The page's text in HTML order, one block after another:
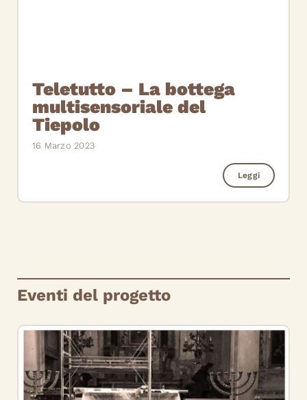
Teletutto – La bottega
multisensoriale del
Tiepolo
16 Marzo 2023
Leggi
Eventi del progetto